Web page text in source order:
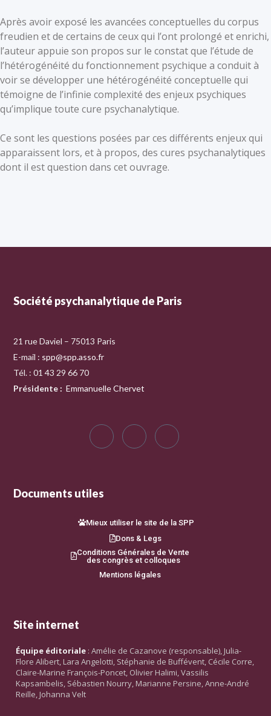
Après avoir exposé les avancées conceptuelles du corpus
freudien et de certains de ceux qui l’ont prolongé et enrichi,
l’auteur appuie son propos sur le constat que l’étude de
l’hétérogénéité du fonctionnement psychique a conduit à
voir se développer une hétérogénéité conceptuelle qui
témoigne de l’infinie complexité des enjeux psychiques
qu’implique toute cure psychanalytique.
Ce sont les questions posées par ces différents enjeux qui
apparaissent lors, et à propos, des cures psychanalytiques
dont il est question dans cet ouvrage.
Société psychanalytique de Paris
21 rue Daviel – 75013 Paris
E-mail : spp@spp.asso.fr
Tél. : 01 43 29 66 70
Présidente : Emmanuelle Chervet
Documents utiles
Mieux utiliser le site de la SPP
Dons & Legs
Conditions Générales de Vente
des congrès et colloques
Mentions légales
Site internet
Équipe éditoriale : Amélie de Cazanove (responsable), Julia-
Flore Alibert, Lara Angelotti, Stéphanie de Buffévent, Cécile Corre,
Claire-Marine François-Poncet, Olivier Halimi, Vassilis
Kapsambelis, Sébastien Nourry, Marianne Persine, Anne-André
Reille, Johanna Velt